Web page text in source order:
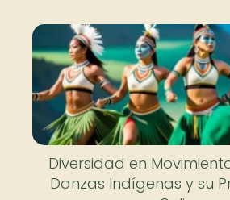
Diversidad en
Danzas Indígenas y su